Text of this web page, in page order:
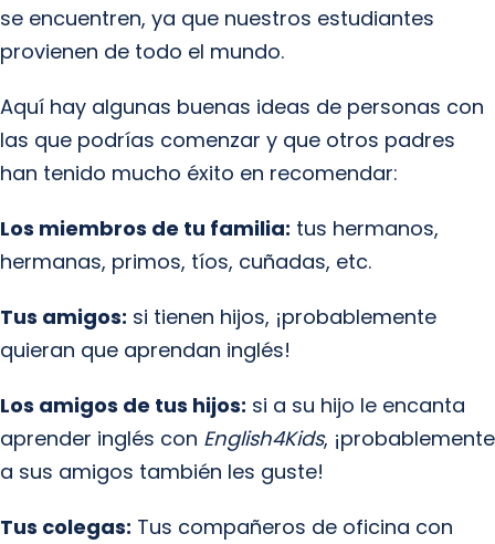
se encuentren, ya que nuestros estudiantes
provienen de todo el mundo.
Aquí hay algunas buenas ideas de personas con
las que podrías comenzar y que otros padres
han tenido mucho éxito en recomendar:
Los miembros de tu familia: tus hermanos,
hermanas, primos, tíos, cuñadas, etc.
Tus amigos: si tienen hijos, ¡probablemente
quieran que aprendan inglés!
Los amigos de tus hijos: si a su hijo le encanta
aprender inglés con English4Kids, ¡probablemente
a sus amigos también les guste!
Tus colegas: Tus compañeros de oficina con